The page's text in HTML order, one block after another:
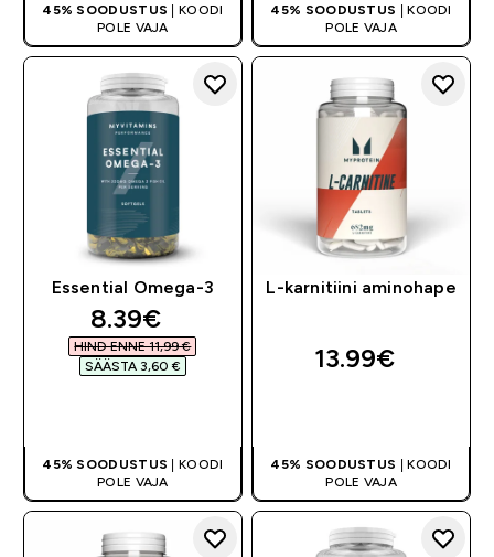
45% SOODUSTUS | KOODI
POLE VAJA
45% SOODUSTUS | KOODI
POLE VAJA
Essential Omega-3
discounted price
8.39€‎
HIND ENNE 11,99 €‎
SÄÄSTA 3,60 €‎
45% SOODUSTUS | KOODI
POLE VAJA
L-karnitiini aminohape
13.99€‎
45% SOODUSTUS | KOODI
POLE VAJA